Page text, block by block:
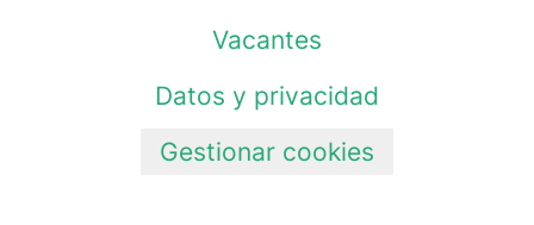
Vacantes
Datos y privacidad
Gestionar cookies